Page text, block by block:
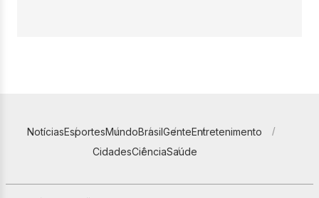
NotíciasEsportesMundoBrasilGenteEntretenimento
CidadesCiênciaSaúde